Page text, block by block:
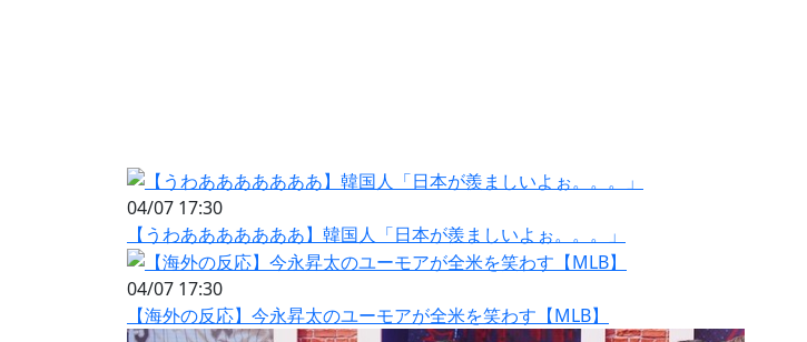
04/07 17:30
【うわあああああああ】韓国人「日本が羨ましいよぉ。。。」
04/07 17:30
【海外の反応】今永昇太のユーモアが全米を笑わす【MLB】